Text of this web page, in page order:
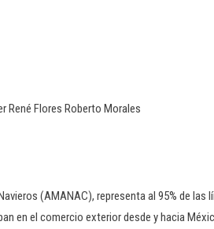
René Flores Roberto Morales
(AMANAC), representa al 95% de las
en el comercio exterior desde y hacia